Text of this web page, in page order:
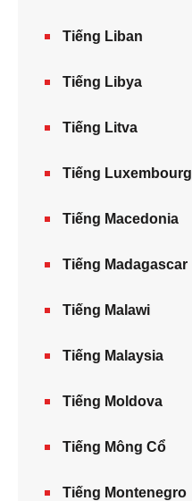
Tiếng Liban
Tiếng Libya
Tiếng Litva
Tiếng Luxembourg
Tiếng Macedonia
Tiếng Madagascar
Tiếng Malawi
Tiếng Malaysia
Tiếng Moldova
Tiếng Mông Cổ
Tiếng Montenegro